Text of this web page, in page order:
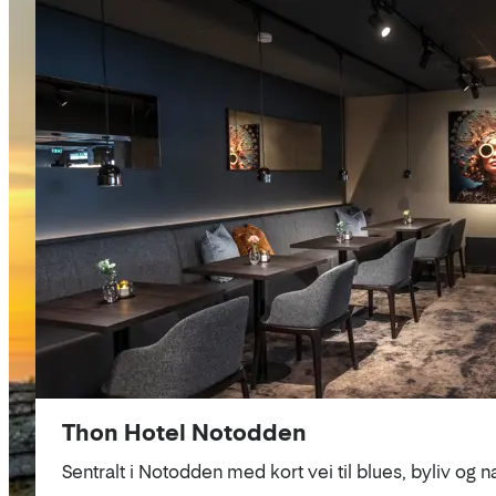
Liste
Thon Hotel Notodden
Sentralt i Notodden med kort vei til blues, byliv og